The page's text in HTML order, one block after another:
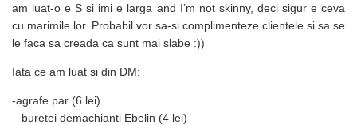
am luat-o e S si imi e larga and I’m not skinny, deci sigur e ceva
cu marimile lor. Probabil vor sa-si complimenteze clientele si sa se
le faca sa creada ca sunt mai slabe :))
Iata ce am luat si din DM:
-agrafe par (6 lei)
– buretei demachianti Ebelin (4 lei)